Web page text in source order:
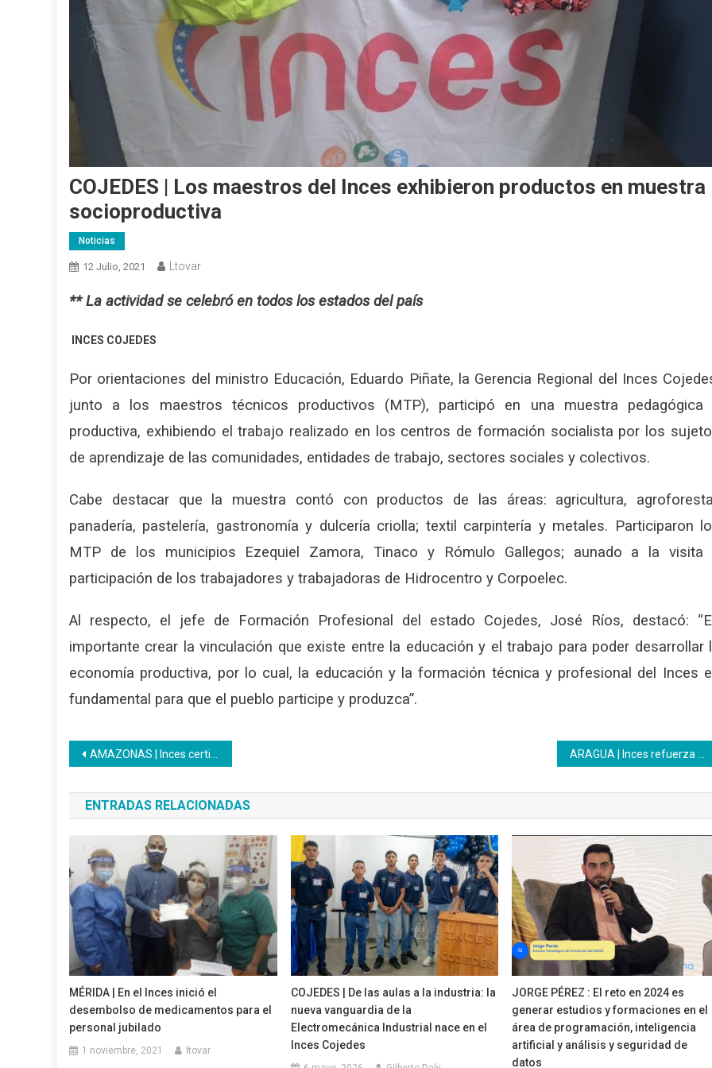
COJEDES | Los maestros del Inces exhibieron productos en muestra
socioproductiva
Noticias
12 Julio, 2021 Ltovar
** La actividad se celebró en todos los estados del país
INCES COJEDES
Por orientaciones del ministro Educación, Eduardo Piñate, la Gerencia Regional del Inces
junto a los maestros técnicos productivos (MTP), participó en una muestra pedagógica
productiva, exhibiendo el trabajo realizado en los centros de formación socialista por los
de aprendizaje de las comunidades, entidades de trabajo, sectores sociales y colectivos.
Cabe destacar que la muestra contó con productos de las áreas: agricultura,
panadería, pastelería, gastronomía y dulcería criolla; textil carpintería y metales. Participaron
MTP de los municipios Ezequiel Zamora, Tinaco y Rómulo Gallegos; aunado a la visita
participación de los trabajadores y trabajadoras de Hidrocentro y Corpoelec.
Al respecto, el jefe de Formación Profesional del estado Cojedes, José Ríos, destacó:
importante crear la vinculación que existe entre la educación y el trabajo para poder desarrollar
economía productiva, por lo cual, la educación y la formación técnica y profesional del Inces
fundamental para que el pueblo participe y produzca”.
Navegación
de
entradas
AMAZONAS | Inces certificó y acreditó a trabajadores de la Misión Barrio Nuevo Barrio Tricolor
ENTRADAS RELACIONADAS
MÉRIDA | En el Inces inició el
desembolso de medicamentos para el
personal jubilado
1 noviembre, 2021 ltovar
COJEDES | De las aulas a la industria: la
nueva vanguardia de la
Electromecánica Industrial nace en el
Inces Cojedes
JORGE PÉREZ : El reto en 2024 es
generar estudios y formaciones en el
área de programación, inteligencia
artificial y análisis y seguridad de
datos